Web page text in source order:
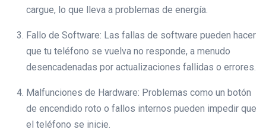
cargue, lo que lleva a problemas de energía.
Fallo de Software: Las fallas de software pueden hacer
que tu teléfono se vuelva no responde, a menudo
desencadenadas por actualizaciones fallidas o errores.
Malfunciones de Hardware: Problemas como un botón
de encendido roto o fallos internos pueden impedir que
el teléfono se inicie.